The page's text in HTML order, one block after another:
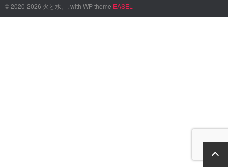
© 2020-2026 火と水。, with WP theme EASEL